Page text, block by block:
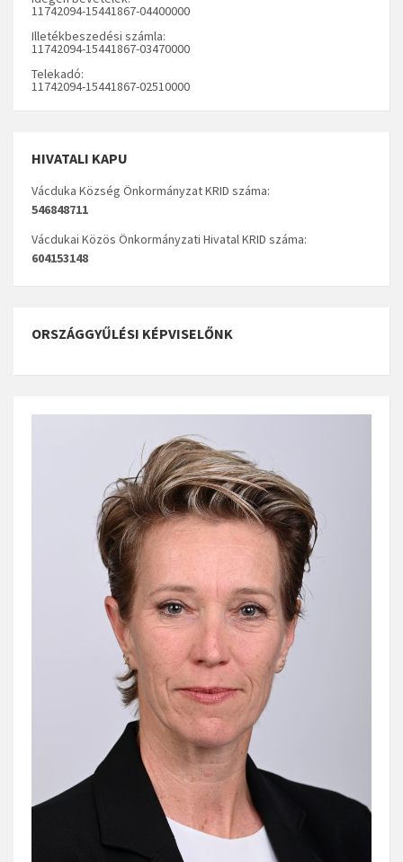
11742094-15441867-04400000
Illetékbeszedési számla:
11742094-15441867-03470000
Telekadó:
11742094-15441867-02510000
HIVATALI KAPU
Vácduka Község Önkormányzat KRID száma:
546848711
Vácdukai Közös Önkormányzati Hivatal KRID száma:
604153148
ORSZÁGGYŰLÉSI KÉPVISELŐNK